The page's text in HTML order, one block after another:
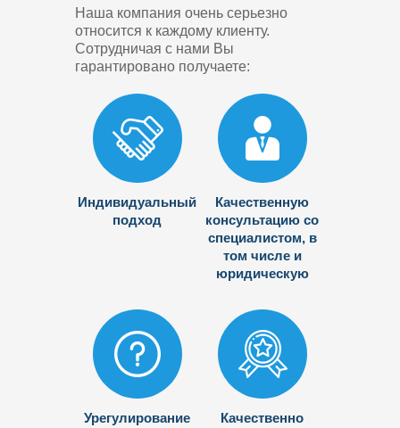
Наша компания очень серьезно
относится к каждому клиенту.
Сотрудничая с нами Вы
гарантировано получаете:
Индивидуальный
подход
Качественную
консультацию со
специалистом, в
том числе и
юридическую
Урегулирование
Качественно